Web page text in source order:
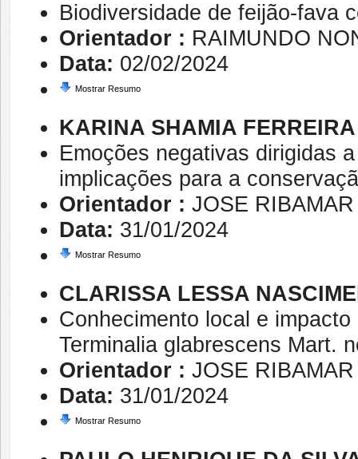
Biodiversidade de feijão-fava
Orientador : RAIMUNDO
Data: 02/02/2024
Mostrar Resumo
KARINA SHAMIA
Emoções negativas dirigidas
implicações para a
Orientador : JOSE
Data: 31/01/2024
Mostrar Resumo
CLARISSA LESSA
Conhecimento local e
Terminalia glabrescens Mart.
Orientador : JOSE
Data: 31/01/2024
Mostrar Resumo